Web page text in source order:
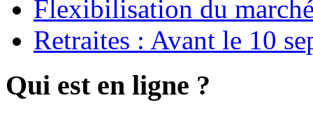
Flexibilisation du
Retraites : Avant le 10
Qui est en ligne ?